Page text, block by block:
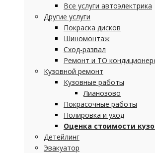
Все услуги автоэлектрика
Другие услуги
Покраска дисков
Шиномонтаж
Сход-развал
Ремонт и ТО
Кузовной ремонт
Кузовные работы
Лианозово
Покрасочные работы
Полировка и уход
Оценка стоимости
Детейлинг
Эвакуатор